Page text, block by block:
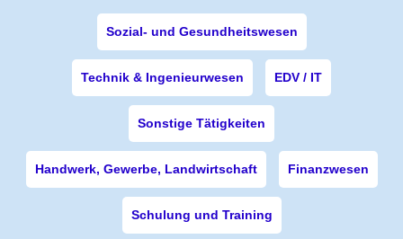
Sozial- und Gesundheitswesen
Technik & Ingenieurwesen EDV / IT
Sonstige Tätigkeiten
Handwerk, Gewerbe, Landwirtschaft Finanzwesen
Schulung und Training